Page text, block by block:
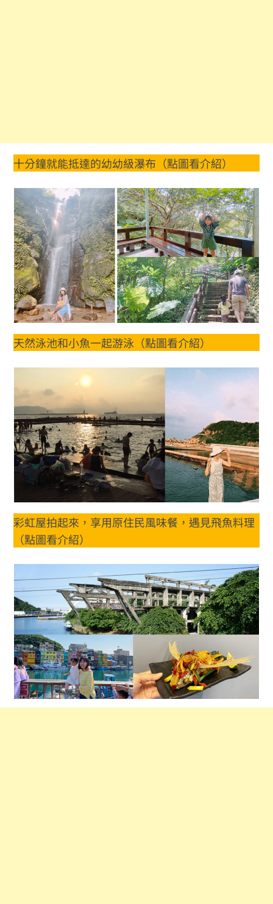
十分鐘就能抵達的幼幼級瀑布（點圖看介紹）
天然泳池和小魚一起游泳（點圖看介紹）
彩虹屋拍起來，享用原住民風味餐，遇見飛魚料理
（點圖看介紹）